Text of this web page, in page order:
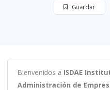
Guardar
Bienvenidos a ISDAE
Administración de